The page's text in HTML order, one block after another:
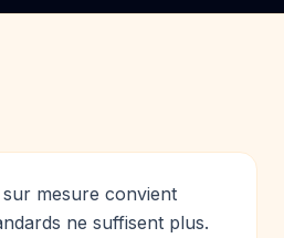
mesure convient
ne suffisent plus.